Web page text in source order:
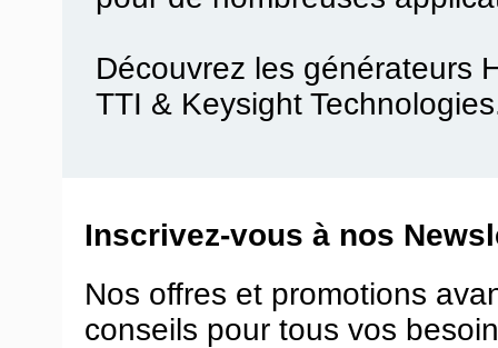
Découvrez les générateurs
TTI & Keysight
Inscrivez-vous à nos
Nos offres et promotions
conseils pour tous vos